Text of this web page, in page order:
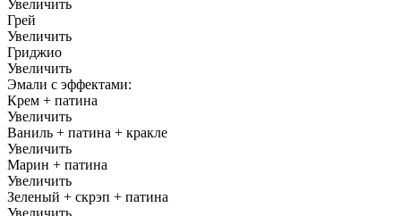
Увеличить
Грей
Увеличить
Гриджио
Увеличить
Эмали с эффектами:
Крем + патина
Увеличить
Ваниль + патина + кракле
Увеличить
Марин + патина
Увеличить
Зеленый + скрэп + патина